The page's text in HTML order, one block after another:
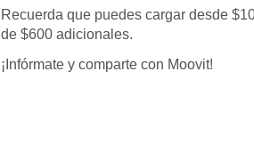
Recuerda que puedes cargar desde
de $600 adicionales.
¡Infórmate y comparte con Moovit!